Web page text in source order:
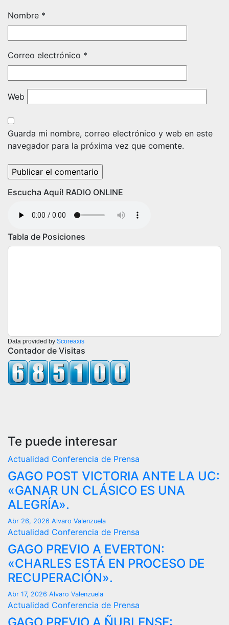
Nombre *
Correo electrónico *
Web
Guarda mi nombre, correo electrónico y web en este
navegador para la próxima vez que comente.
Escucha Aquí! RADIO ONLINE
Tabla de Posiciones
Data provided by Scoreaxis
Contador de Visitas
Te puede interesar
Actualidad Conferencia de Prensa
GAGO POST VICTORIA ANTE LA UC:
«GANAR UN CLÁSICO ES UNA
ALEGRÍA».
Abr 26, 2026 Alvaro Valenzuela
Actualidad Conferencia de Prensa
GAGO PREVIO A EVERTON:
«CHARLES ESTÁ EN PROCESO DE
RECUPERACIÓN».
Abr 17, 2026 Alvaro Valenzuela
Actualidad Conferencia de Prensa